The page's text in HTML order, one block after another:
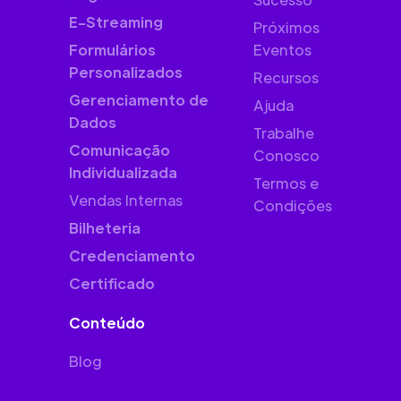
E-Streaming
Formulários
Personalizados
Gerenciamento de
Dados
Comunicação
Individualizada
Vendas Internas
Bilheteria
Credenciamento
Certificado
Próximos
Eventos
Recursos
Ajuda
Trabalhe
Conosco
Termos e
Condições
Conteúdo
Blog